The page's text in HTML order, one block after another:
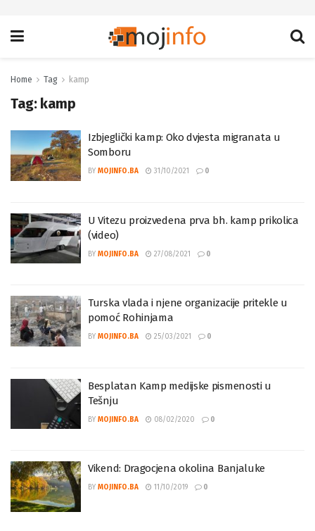
Home Tag kamp
Tag: kamp
Izbjeglički kamp: Oko dvjesta migranata u
Somboru
BY MOJINFO.BA 31/10/2021 0
U Vitezu proizvedena prva bh. kamp prikolica
(video)
BY MOJINFO.BA 27/08/2021 0
Turska vlada i njene organizacije pritekle u
pomoć Rohinjama
BY MOJINFO.BA 25/03/2021 0
Besplatan Kamp medijske pismenosti u
Tešnju
BY MOJINFO.BA 08/02/2020 0
Vikend: Dragocjena okolina Banjaluke
BY MOJINFO.BA 11/10/2019 0